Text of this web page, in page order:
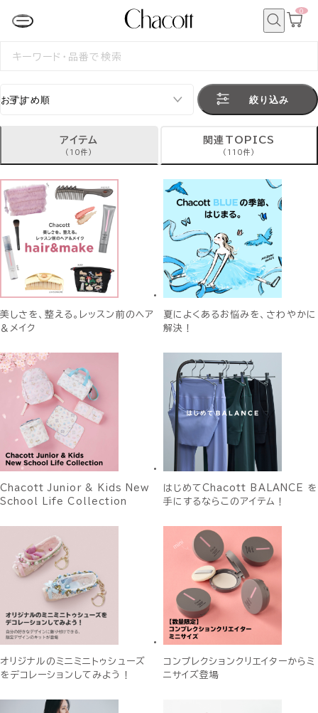
カ
0
検
絞り込み
アイテム
(10件)
関連TOPICS
(110件)
美しさを、整える。レッスン前のヘア
＆メイク
夏によくあるお悩みを、さわやかに
解決！
Chacott Junior & Kids New
School Life Collection
はじめてChacott BALANCE を
手にするならこのアイテム！
オリジナルのミニミニトゥシューズ
をデコレーションしてみよう！
コンプレクションクリエイターからミ
ニサイズ登場